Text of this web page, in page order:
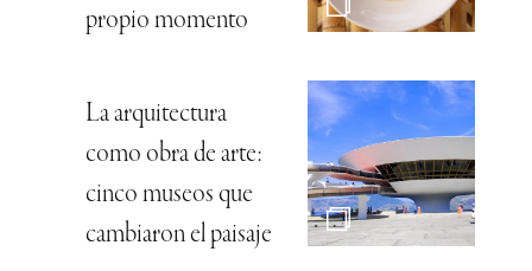
propio momento
La arquitectura
como obra de arte:
cinco museos que
cambiaron el paisaje